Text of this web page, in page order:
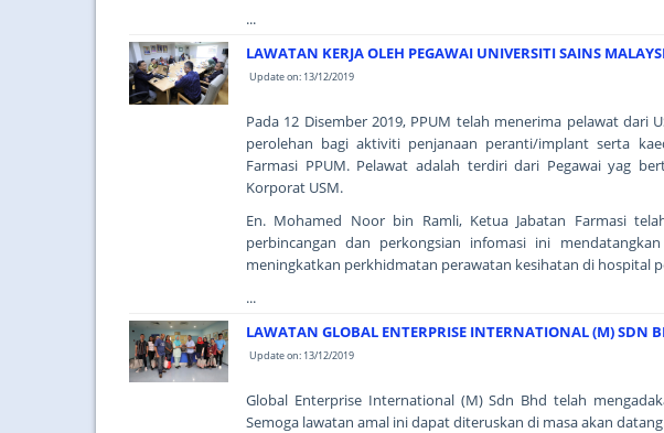
...
LAWATAN KERJA OLEH PEGAWAI UNIVERSITI SAINS
Update on: 13/12/2019
Pada 12 Disember 2019, PPUM telah menerima pelawat dari
perolehan bagi aktiviti penjanaan peranti/implant serta
Farmasi PPUM. Pelawat adalah terdiri dari Pegawai yag
Korporat USM.
En. Mohamed Noor bin Ramli, Ketua Jabatan Farmasi
perbincangan dan perkongsian infomasi ini
meningkatkan perkhidmatan perawatan kesihatan di hospital
...
LAWATAN GLOBAL ENTERPRISE INTERNATIONAL (M) SDN
Update on: 13/12/2019
Global Enterprise International (M) Sdn Bhd telah
Semoga lawatan amal ini dapat diteruskan di masa akan